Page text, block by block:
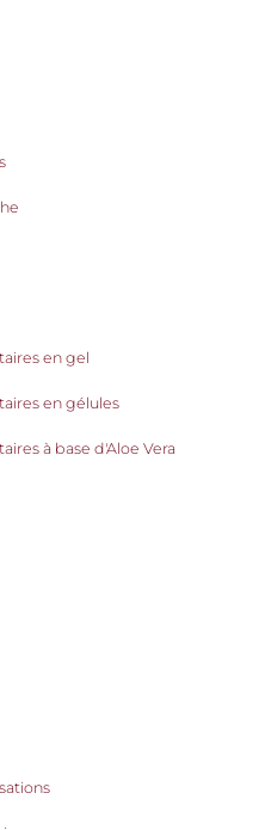
en gel
en gélules
à base d'Aloe Vera